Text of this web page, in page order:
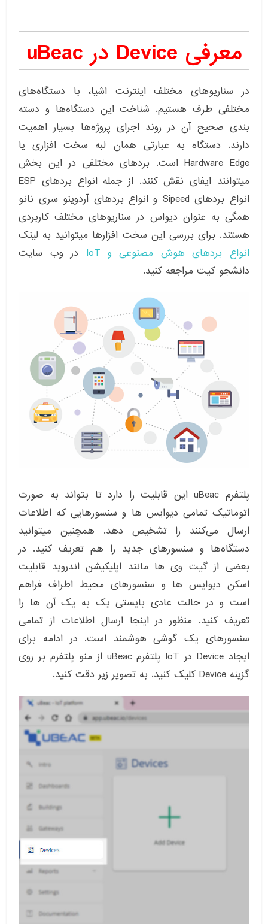
معرفی Device در uBeac
در سناریوهای مختلف اینترنت اشیا، با دستگاه‌های
مختلفی طرف هستیم. شناخت این دستگاه‌ها و دسته
بندی صحیح آن در روند اجرای پروژه‌ها بسیار اهمیت
دارند. دستگاه به عبارتی همان لبه سخت افزاری یا
Hardware Edge است. بردهای مختلفی در این بخش
میتوانند ایفای نقش کنند. از جمله انواع بردهای ESP
انواع بردهای Sipeed و انواع بردهای آردوینو سری نانو
همگی به عنوان دیواس در سناریوهای مختلف کاربردی
هستند. برای بررسی این سخت افزارها میتوانید به لینک
انواع بردهای هوش مصنوعی و IoT
در وب سایت
دانشجو کیت مراجعه کنید.
پلتفرم uBeac این قابلیت را دارد تا بتواند به صورت
اتوماتیک تمامی دیوایس ها و سنسورهایی که اطلاعات
ارسال می‌کنند را تشخیص دهد. همچنین میتوانید
دستگاه‌ها و سنسورهای جدید را هم تعریف کنید. در
بعضی از گیت وی ها مانند اپلیکیشن اندروید قابلیت
اسکن دیوایس ها و سنسورهای محیط اطراف فراهم
است و در حالت عادی بایستی یک به یک آن ها را
تعریف کنید. منظور در اینجا ارسال اطلاعات از تمامی
سنسورهای یک گوشی هوشمند است. در ادامه برای
ایجاد Device در IoT پلتفرم uBeac از منو پلتفرم بر روی
گزینه Device کلیک کنید. به تصویر زیر دقت کنید.